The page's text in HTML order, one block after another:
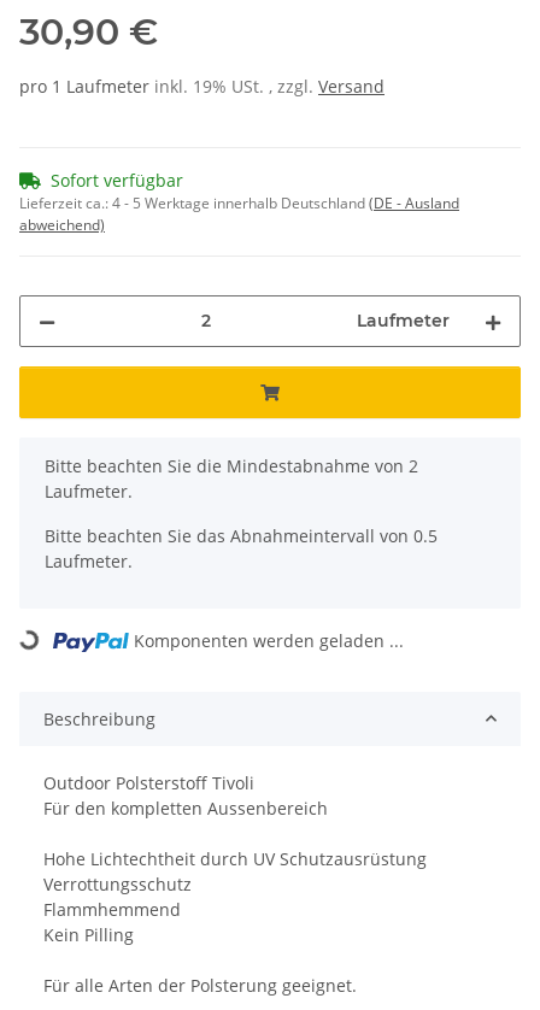
30,90 €
pro 1 Laufmeter inkl. 19% USt. , zzgl. Versand
Sofort verfügbar
Lieferzeit ca.:4 - 5 Werktage innerhalb Deutschland(DE - Ausland
abweichend)
Laufmeter
x
Bitte beachten Sie die Mindestabnahme von 2
Laufmeter.
Bitte beachten Sie das Abnahmeintervall von 0.5
Laufmeter.
Loading... Komponenten werden geladen ...
Beschreibung
Outdoor Polsterstoff Tivoli
Für den kompletten Aussenbereich
Hohe Lichtechtheit durch UV Schutzausrüstung
Verrottungsschutz
Flammhemmend
Kein Pilling
Für alle Arten der Polsterung geeignet.